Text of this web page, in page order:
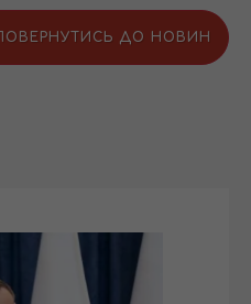
ПОВЕРНУТИСЬ ДО НОВИН